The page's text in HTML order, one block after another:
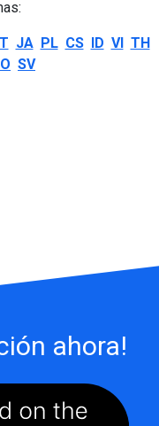
JA PL CS ID VI TH
SV
ahora!